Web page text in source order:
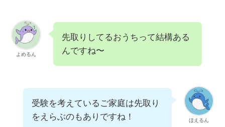
よめるん
先取りしてるおうちって結構ある
んですね〜
ほえるん
受験を考えているご家庭は先取り
をえらぶのもありですね！